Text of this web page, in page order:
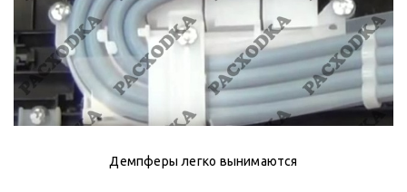
Демпферы легко вынимаются